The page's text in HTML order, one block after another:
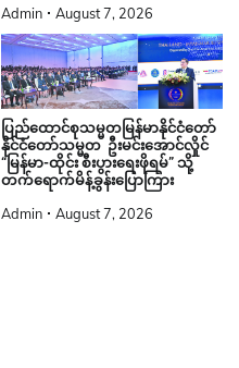
Admin August 7, 2026
ပြည်ထောင်စုသမ္မတမြန်မာနိုင်ငံတော်
နိုင်ငံတော်သမ္မတ ဦးမင်းအောင်လှိုင်
“မြန်မာ-ထိုင်း စီးပွားရေးဖိုရမ်” သို့
တက်ရောက်မိန့်ခွန်းပြောကြား
Admin August 7, 2026